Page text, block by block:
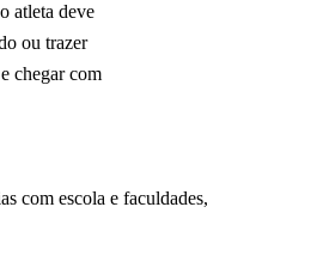
atleta deve
ou trazer
chegar com
com escola e faculdades,